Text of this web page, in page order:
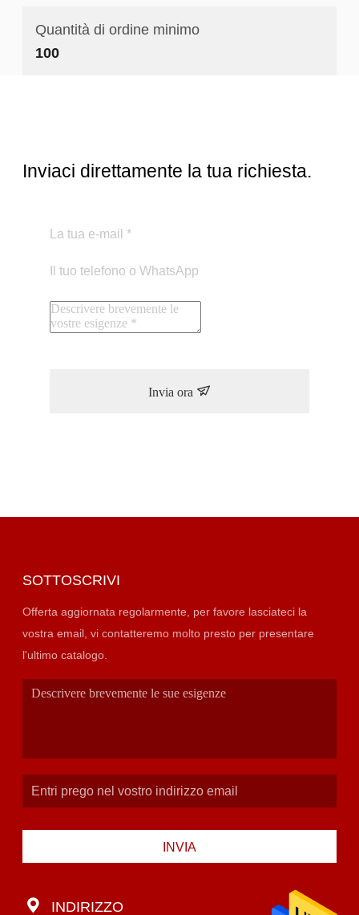
Quantità di ordine minimo
100
Inviaci direttamente la tua richiesta.
Invia ora
SOTTOSCRIVI
Offerta aggiornata regolarmente, per favore lasciateci la
vostra email, vi contatteremo molto presto per presentare
l'ultimo catalogo.
INVIA
INDIRIZZO